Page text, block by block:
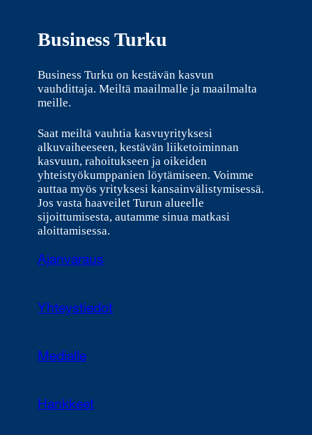
Business Turku
Business Turku on kestävän kasvun
vauhdittaja. Meiltä maailmalle ja maailmalta
meille.
Saat meiltä vauhtia kasvuyrityksesi
alkuvaiheeseen, kestävän liiketoiminnan
kasvuun, rahoitukseen ja oikeiden
yhteistyökumppanien löytämiseen. Voimme
auttaa myös yrityksesi kansainvälistymisessä.
Jos vasta haaveilet Turun alueelle
sijoittumisesta, autamme sinua matkasi
aloittamisessa.
Ajanvaraus
Yhteystiedot
Medialle
Hankkeet